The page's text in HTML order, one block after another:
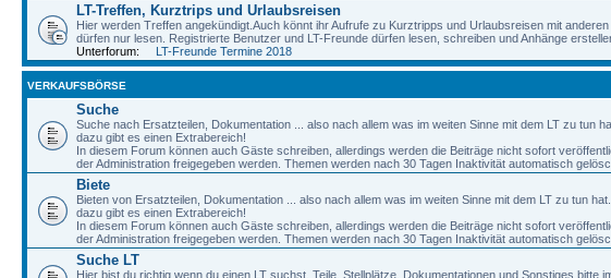
LT-Treffen, Kurztrips und Urlaubsreisen
Hier werden Treffen angekündigt.Auch könnt ihr Aufrufe zu Kurztripps und Urlaubsreisen mit
dürfen nur lesen. Registrierte Benutzer und LT-Freunde dürfen lesen, schreiben und Anhänge
Unterforum:
LT-Freunde Termine 2018
VERKAUFSBÖRSE
Suche
Suche nach Ersatzteilen, Dokumentation ... also nach allem was im weiten Sinne mit dem LT zu tun
dazu gibt es einen Extrabereich!
In diesem Forum können auch Gäste schreiben, allerdings werden die Beiträge nicht sofort
der Administration freigegeben werden. Themen werden nach 30 Tagen Inaktivität automatisch
Biete
Bieten von Ersatzteilen, Dokumentation ... also nach allem was im weiten Sinne mit dem LT zu tun
dazu gibt es einen Extrabereich!
In diesem Forum können auch Gäste schreiben, allerdings werden die Beiträge nicht sofort
der Administration freigegeben werden. Themen werden nach 30 Tagen Inaktivität automatisch
Suche LT
Hier bist du richtig wenn du einen LT suchst. Teile, Stellplätze, Dokumentationen und Sonstiges bitte